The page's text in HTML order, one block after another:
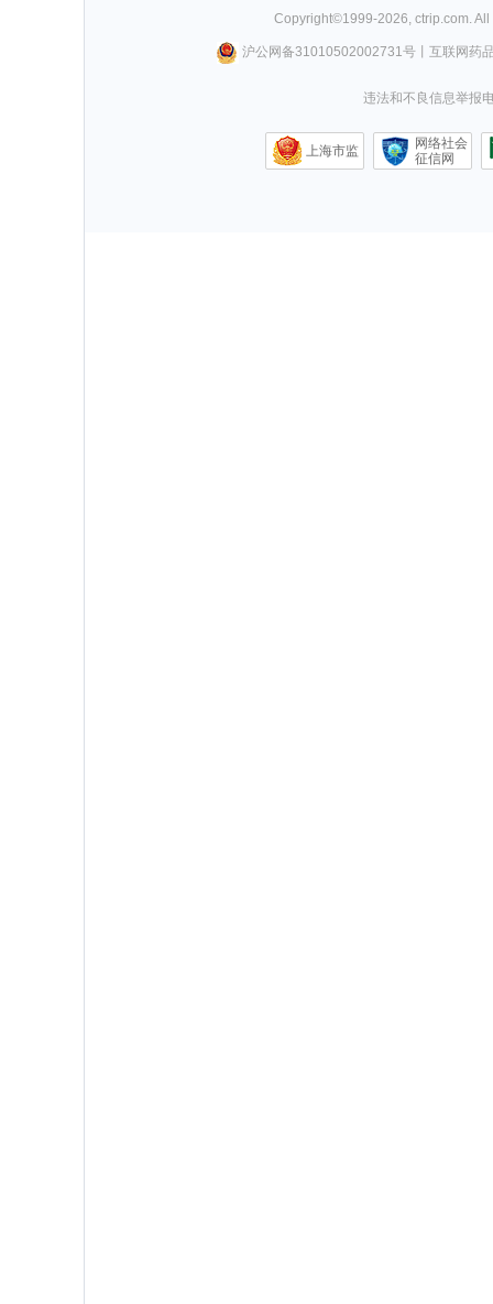
Copyright©1999-2026 ctrip.com .
沪公网备31010502002731号丨 互联网药
违法和不良信息举报
上海市监
网络社会
征信网